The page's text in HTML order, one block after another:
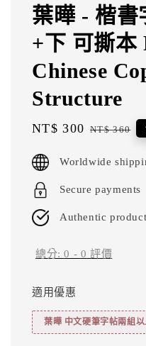
葉曄 - 楷書
+下 可撕本
Chinese
Structure
Sale
NT$ 300 Regular
NT$ 360
Worldwide
Secure payments
Authentic
總分:0 - 0 評價
適用優惠
葉曄 中文硬筆字帖兩組以